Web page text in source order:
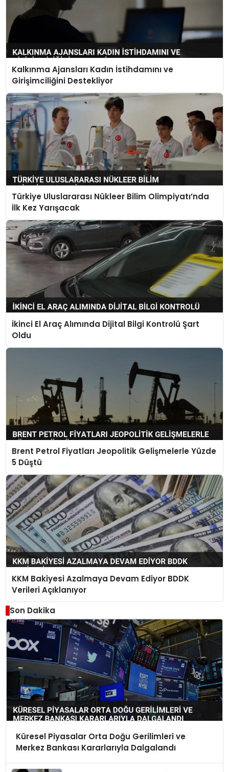
Kalkınma Ajansları Kadın İstihdamını ve
Girişimciliğini Destekliyor
Türkiye Uluslararası Nükleer Bilim Olimpiyatı’nda
İlk Kez Yarışacak
İkinci El Araç Alımında Dijital Bilgi Kontrolü Şart
Oldu
Brent Petrol Fiyatları Jeopolitik Gelişmelerle Yüzde
5 Düştü
KKM Bakiyesi Azalmaya Devam Ediyor BDDK
Verileri Açıklanıyor
Son Dakika
Küresel Piyasalar Orta Doğu Gerilimleri ve
Merkez Bankası Kararlarıyla Dalgalandı